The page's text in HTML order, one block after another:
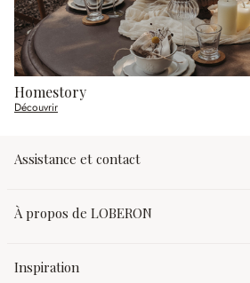
Homestory
Découvrir
Assistance et contact
À propos de LOBERON
Inspiration